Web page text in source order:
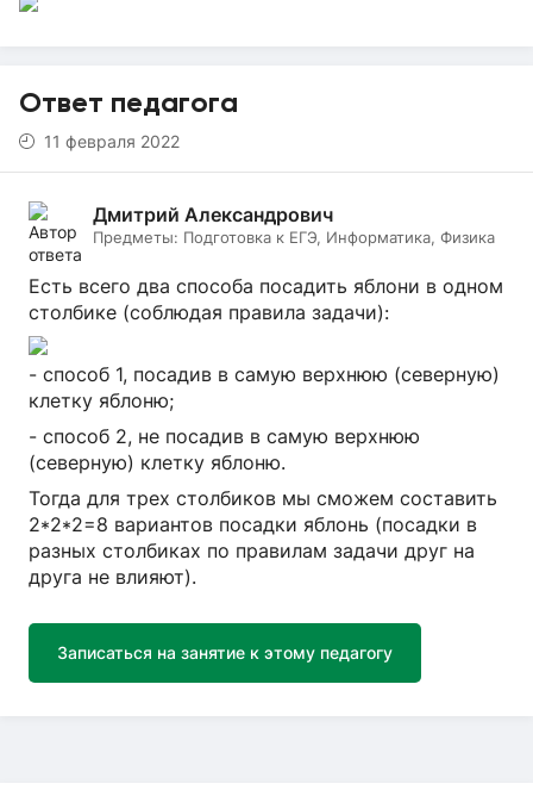
Ответ педагога
11 февраля 2022
Дмитрий Александрович
Предметы: Подготовка к ЕГЭ, Информатика, Физика
Есть всего два способа посадить яблони в одном
столбике (соблюдая правила задачи):
- способ 1, посадив в самую верхнюю (северную)
клетку яблоню;
- способ 2, не посадив в самую верхнюю
(северную) клетку яблоню.
Тогда для трех столбиков мы сможем составить
2*2*2=8 вариантов посадки яблонь (посадки в
разных столбиках по правилам задачи друг на
друга не влияют).
Записаться на занятие к этому педагогу